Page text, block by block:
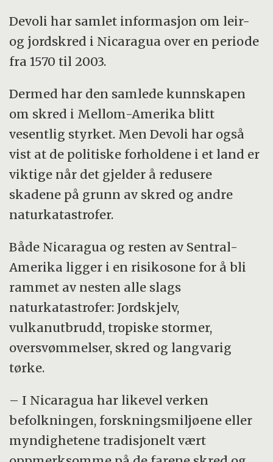
Devoli har samlet informasjon om leir-
og jordskred i Nicaragua over en periode
fra 1570 til 2003.
Dermed har den samlede kunnskapen
om skred i Mellom-Amerika blitt
vesentlig styrket. Men Devoli har også
vist at de politiske forholdene i et land er
viktige når det gjelder å redusere
skadene på grunn av skred og andre
naturkatastrofer.
Både Nicaragua og resten av Sentral-
Amerika ligger i en risikosone for å bli
rammet av nesten alle slags
naturkatastrofer: Jordskjelv,
vulkanutbrudd, tropiske stormer,
oversvømmelser, skred og langvarig
tørke.
– I Nicaragua har likevel verken
befolkningen, forskningsmiljøene eller
myndighetene tradisjonelt vært